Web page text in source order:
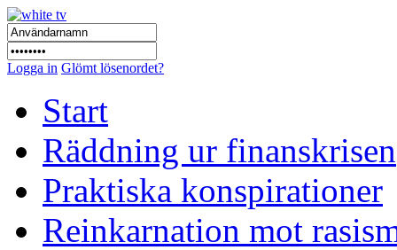
Logga in Glömt lösenordet?
Start
Räddning ur finanskrisen
Praktiska konspirationer
Reinkarnation mot